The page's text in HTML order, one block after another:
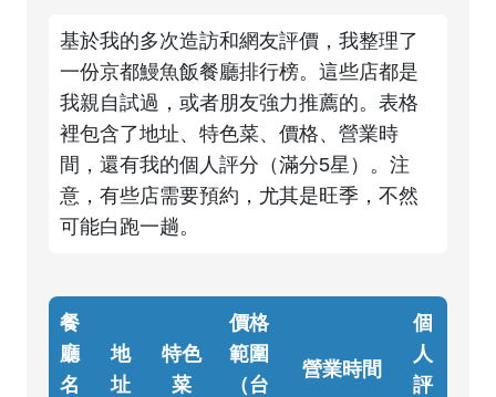
基於我的多次造訪和網友評價，我整理了
一份京都鰻魚飯餐廳排行榜。這些店都是
我親自試過，或者朋友強力推薦的。表格
裡包含了地址、特色菜、價格、營業時
間，還有我的個人評分（滿分5星）。注
意，有些店需要預約，尤其是旺季，不然
可能白跑一趟。
餐
廳
名
地
址
特色
菜
價格
範圍
（台
營業時間
個
人
評